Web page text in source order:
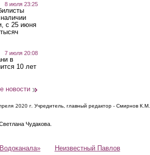
8 июля 23:25
с 25 июня
7 июля 20:08
в
10 лет
новости
2020 г. Учредитель, главный редактор - Смирнов К.М.
Чудакова.
Неизвестный Павлов